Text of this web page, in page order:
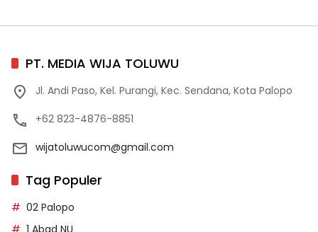
PT. MEDIA WIJA TOLUWU
Jl. Andi Paso, Kel. Purangi, Kec. Sendana, Kota Palopo
+62 823-4876-8851
wijatoluwucom@gmail.com
Tag Populer
02 Palopo
1 Abad NU